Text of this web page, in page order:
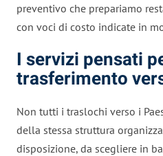
preventivo che prepariamo
con voci di costo indicate in
I servizi pensati
trasferimento
Non tutti i traslochi verso i
della stessa struttura
disposizione, da scegliere in